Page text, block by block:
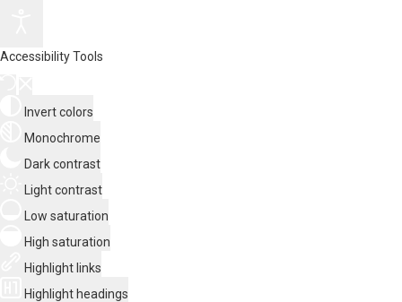
Accessibility Tools
Invert colors
Monochrome
Dark contrast
Light contrast
Low saturation
High saturation
Highlight links
Highlight headings